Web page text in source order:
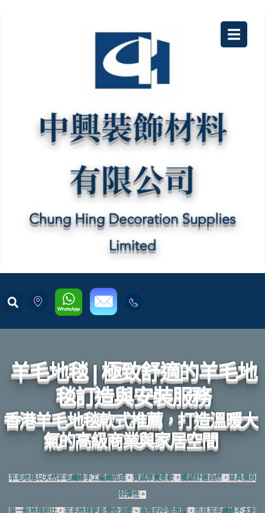
羊毛地毯 | 極致舒適的羊毛地
毯訂造與安裝服務
香港羊毛地毯款式推薦，打造溫暖大
氣的高級商業與家居空間
羊毛地毯以天然羊毛纖維手工編織而成，質感厚實柔軟，觸感舒適自然，並具備良
好彈性。
與一般地毯相比，羊毛地毯更能營造溫暖、高雅的空間氛圍，而且羊毛纖維不太刺